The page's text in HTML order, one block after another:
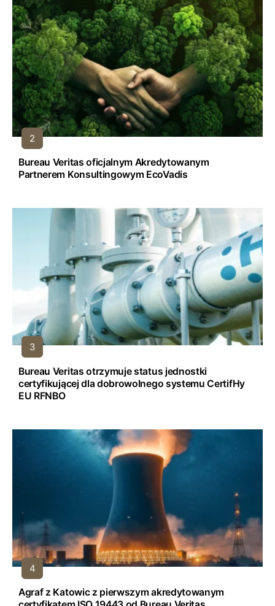
Bureau Veritas oficjalnym Akredytowanym
Partnerem Konsultingowym EcoVadis
Bureau Veritas otrzymuje status jednostki
certyfikującej dla dobrowolnego systemu CertifHy
EU RFNBO
Agraf z Katowic z pierwszym akredytowanym